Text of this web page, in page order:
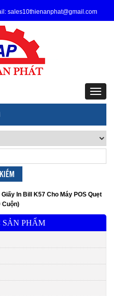
sales10thienanphat@gmail.com
Giấy In Bill K57 Cho Máy POS Quẹt
Cuộn)
PHẨM